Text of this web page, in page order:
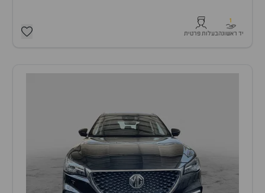
1
יד ראשונהבעלות פרטית